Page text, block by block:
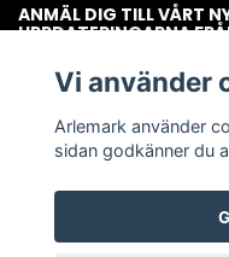
ANMÄL DIG TILL VÅRT
UPPDATERINGARNA
Vi använder
Arlemark använder
sidan godkänner du